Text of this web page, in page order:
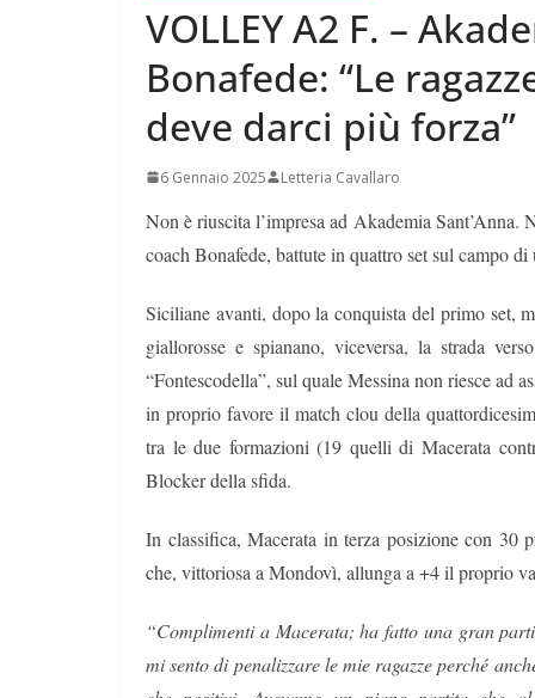
VOLLEY A2 F. –
Bonafede: “Le
deve darci più forza”
6 Gennaio 2025 Letteria Cavallaro
Non è riuscita l’impresa ad Akademia
coach Bonafede, battute in quattro set sul campo
Siciliane avanti, dopo la conquista del primo set,
giallorosse e spianano, viceversa, la strada
“Fontescodella”, sul quale Messina non riesce ad
in proprio favore il match clou della
tra le due formazioni (19 quelli di Macerata
Blocker della sfida.
In classifica, Macerata in terza posizione con 30
che, vittoriosa a Mondovì, allunga a +4 il proprio
“Complimenti a Macerata; ha fatto una gran
mi sento di penalizzare le mie ragazze perché